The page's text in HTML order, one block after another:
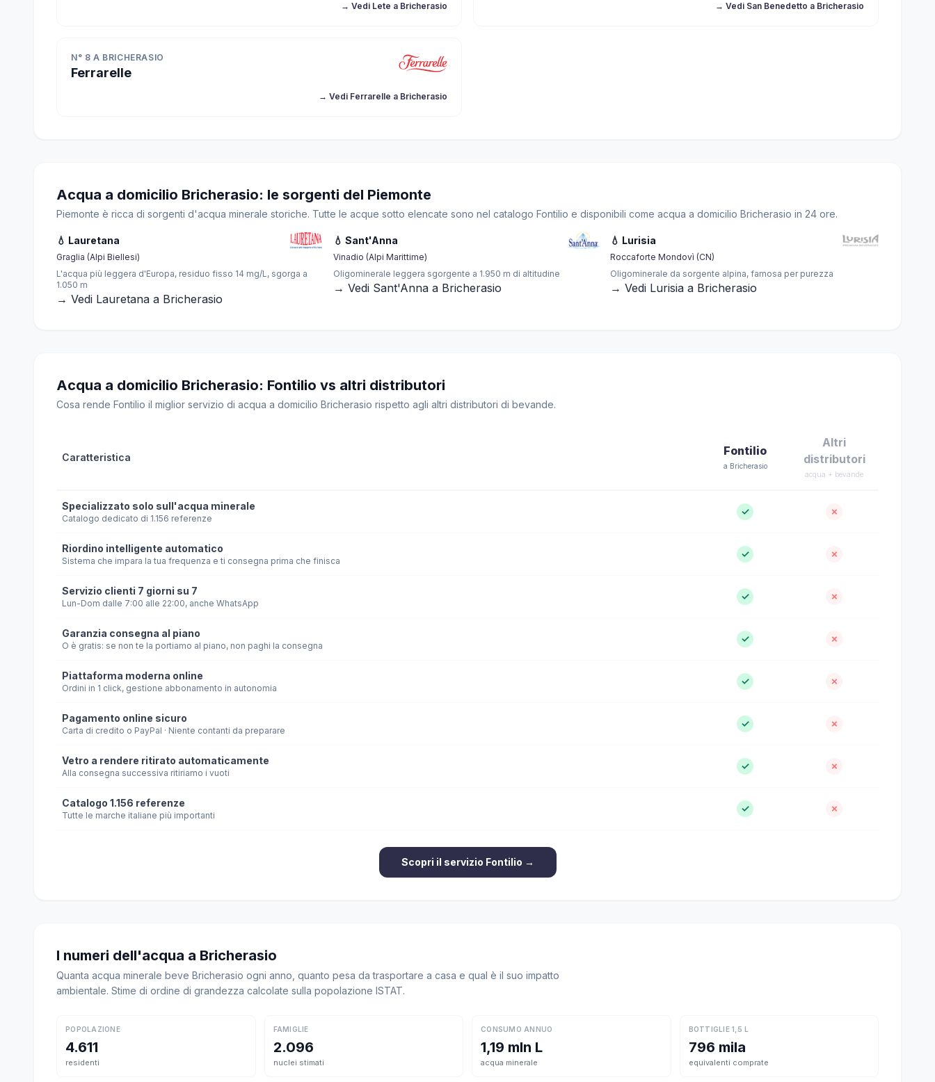
→ Vedi Lete a Bricherasio → Vedi San Benedetto a Bricherasio
N° 8 A BRICHERASIO
Ferrarelle
→ Vedi Ferrarelle a Bricherasio
Acqua a domicilio Bricherasio: le sorgenti del Piemonte
Piemonte è ricca di sorgenti d'acqua minerale storiche. Tutte le acque sotto elencate sono nel catalogo Fontilio e disponibili come acqua a domicilio Bricherasio in 24 ore.
💧 Lauretana
Graglia (Alpi Biellesi)
L'acqua più leggera d'Europa, residuo fisso 14 mg/L, sgorga a
1.050 m
→ Vedi Lauretana a Bricherasio
💧 Sant'Anna
Vinadio (Alpi Marittime)
Oligominerale leggera sgorgente a 1.950 m di altitudine
→ Vedi Sant'Anna a Bricherasio
💧 Lurisia
Roccaforte Mondovì (CN)
Oligominerale da sorgente alpina, famosa per purezza
→ Vedi Lurisia a Bricherasio
Acqua a domicilio Bricherasio: Fontilio vs altri distributori
Cosa rende Fontilio il miglior servizio di acqua a domicilio Bricherasio rispetto agli altri distributori di bevande.
Caratteristica Fontilio
a Bricherasio
Altri
distributori
acqua + bevande
Specializzato solo sull'acqua minerale
Catalogo dedicato di 1.156 referenze
✓ ✗
Riordino intelligente automatico
Sistema che impara la tua frequenza e ti consegna prima che finisca
✓ ✗
Servizio clienti 7 giorni su 7
Lun-Dom dalle 7:00 alle 22:00, anche WhatsApp
✓ ✗
Garanzia consegna al piano
O è gratis: se non te la portiamo al piano, non paghi la consegna
✓ ✗
Piattaforma moderna online
Ordini in 1 click, gestione abbonamento in autonomia
✓ ✗
Pagamento online sicuro
Carta di credito o PayPal · Niente contanti da preparare
✓ ✗
Vetro a rendere ritirato automaticamente
Alla consegna successiva ritiriamo i vuoti
✓ ✗
Catalogo 1.156 referenze
Tutte le marche italiane più importanti
✓ ✗
Scopri il servizio Fontilio →
I numeri dell'acqua a Bricherasio
Quanta acqua minerale beve Bricherasio ogni anno, quanto pesa da trasportare a casa e qual è il suo impatto
ambientale. Stime di ordine di grandezza calcolate sulla popolazione ISTAT.
POPOLAZIONE
4.611
residenti
FAMIGLIE
2.096
nuclei stimati
CONSUMO ANNUO
1,19 mln L
acqua minerale
BOTTIGLIE 1,5 L
796 mila
equivalenti comprate